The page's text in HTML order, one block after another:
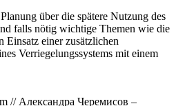
über die spätere Nutzung des
falls nötig wichtige Themen wie die
Einsatz einer zusätzlichen
Verriegelungssystems mit einem
// Александра Черемисов –